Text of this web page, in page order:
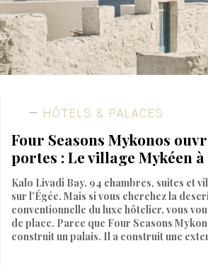
HÔTELS & PALACES
Four Seasons Mykonos
portes : Le village Mykéen
Kalo Livadi Bay. 94 chambres, suites et
sur l’Égée. Mais si vous cherchez la
conventionnelle du luxe hôtelier, vous
de place. Parce que Four Seasons
construit un palais. Il a construit une